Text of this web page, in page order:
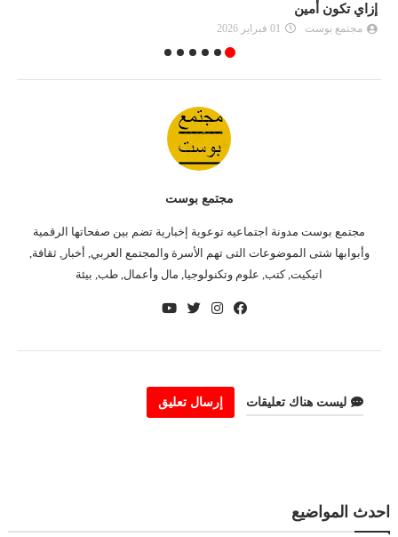
إزاي تكون أمين
مجتمع بوست 01 فبراير 2026
مجتمع بوست
مجتمع بوست مدونة اجتماعيه توعوية إخبارية تضم بين صفحاتها الرقمية
وأبوابها شتى الموضوعات التى تهم الأسرة والمجتمع العربي, أخبار, ثقافة,
اتيكيت, كتب, علوم وتكنولوجيا, مال وأعمال, طب, بيئة
ليست هناك تعليقات إرسال تعليق
احدث المواضيع